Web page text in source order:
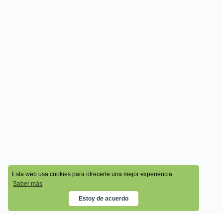
Esta web usa cookies para ofrecerle una mejor experiencia.
Saber más
Estoy de acuerdo
© 2026 - Cala Academy